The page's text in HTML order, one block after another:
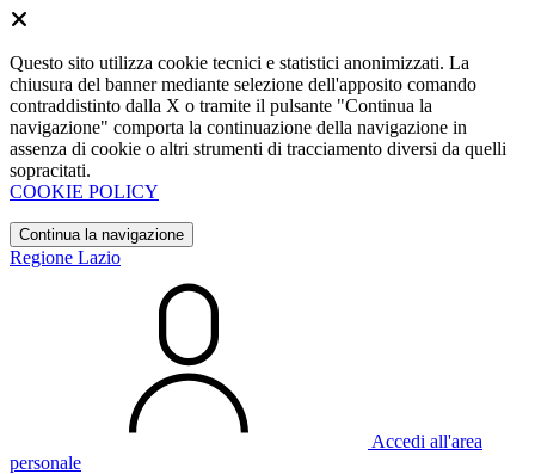
Questo sito utilizza cookie tecnici e statistici anonimizzati. La
chiusura del banner mediante selezione dell'apposito comando
contraddistinto dalla X o tramite il pulsante "Continua la
navigazione" comporta la continuazione della navigazione in
assenza di cookie o altri strumenti di tracciamento diversi da quelli
sopracitati.
COOKIE POLICY
Continua la navigazione
Regione Lazio
Accedi all'area
personale